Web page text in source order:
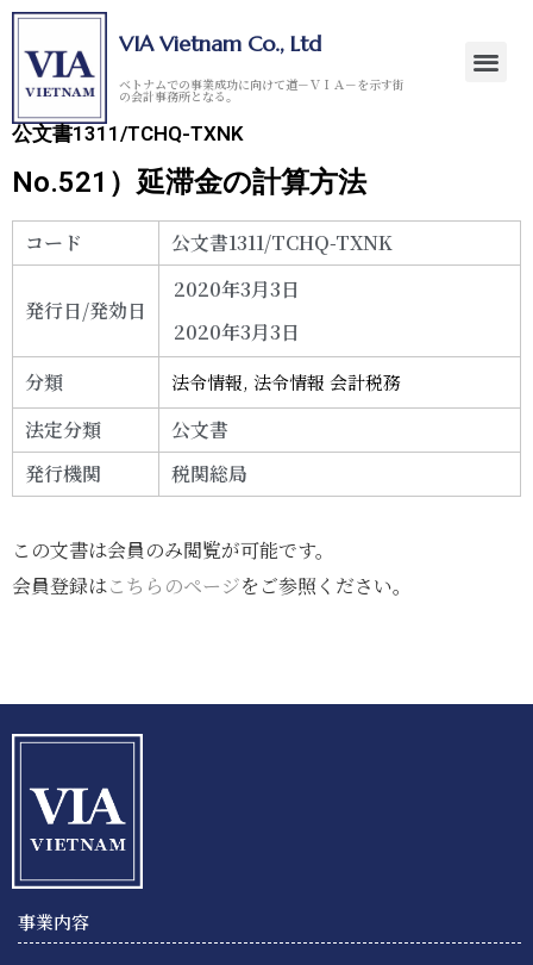
VIA Vietnam Co., Ltd
ベトナムでの事業成功に向けて道－ＶＩＡ－を示す街
の会計事務所となる。
公文書1311/TCHQ-TXNK
No.521）延滞金の計算方法
コード 公文書1311/TCHQ-TXNK
発行日/発効日
2020年3月3日
2020年3月3日
分類
法令情報,法令情報 会計税務
法定分類
公文書
発行機関
税関総局
この文書は会員のみ閲覧が可能です。
会員登録はこちらのページをご参照ください。
事業内容